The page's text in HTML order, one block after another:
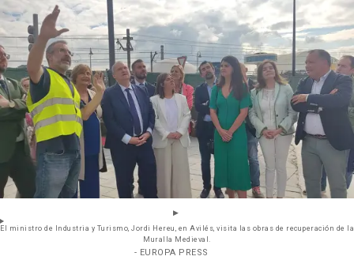
El ministro de Industria y Turismo, Jordi Hereu, en Avilés, visita las obras de recuperación de la
Muralla Medieval.
- EUROPA PRESS